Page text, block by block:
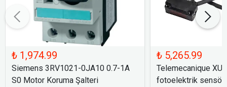
₺ 1,974.99
Siemens 3RV1021-0JA10 0.7-1A
S0 Motor Koruma Şalteri
₺ 5,265.99
Telemecanique
fotoelektrik sensör